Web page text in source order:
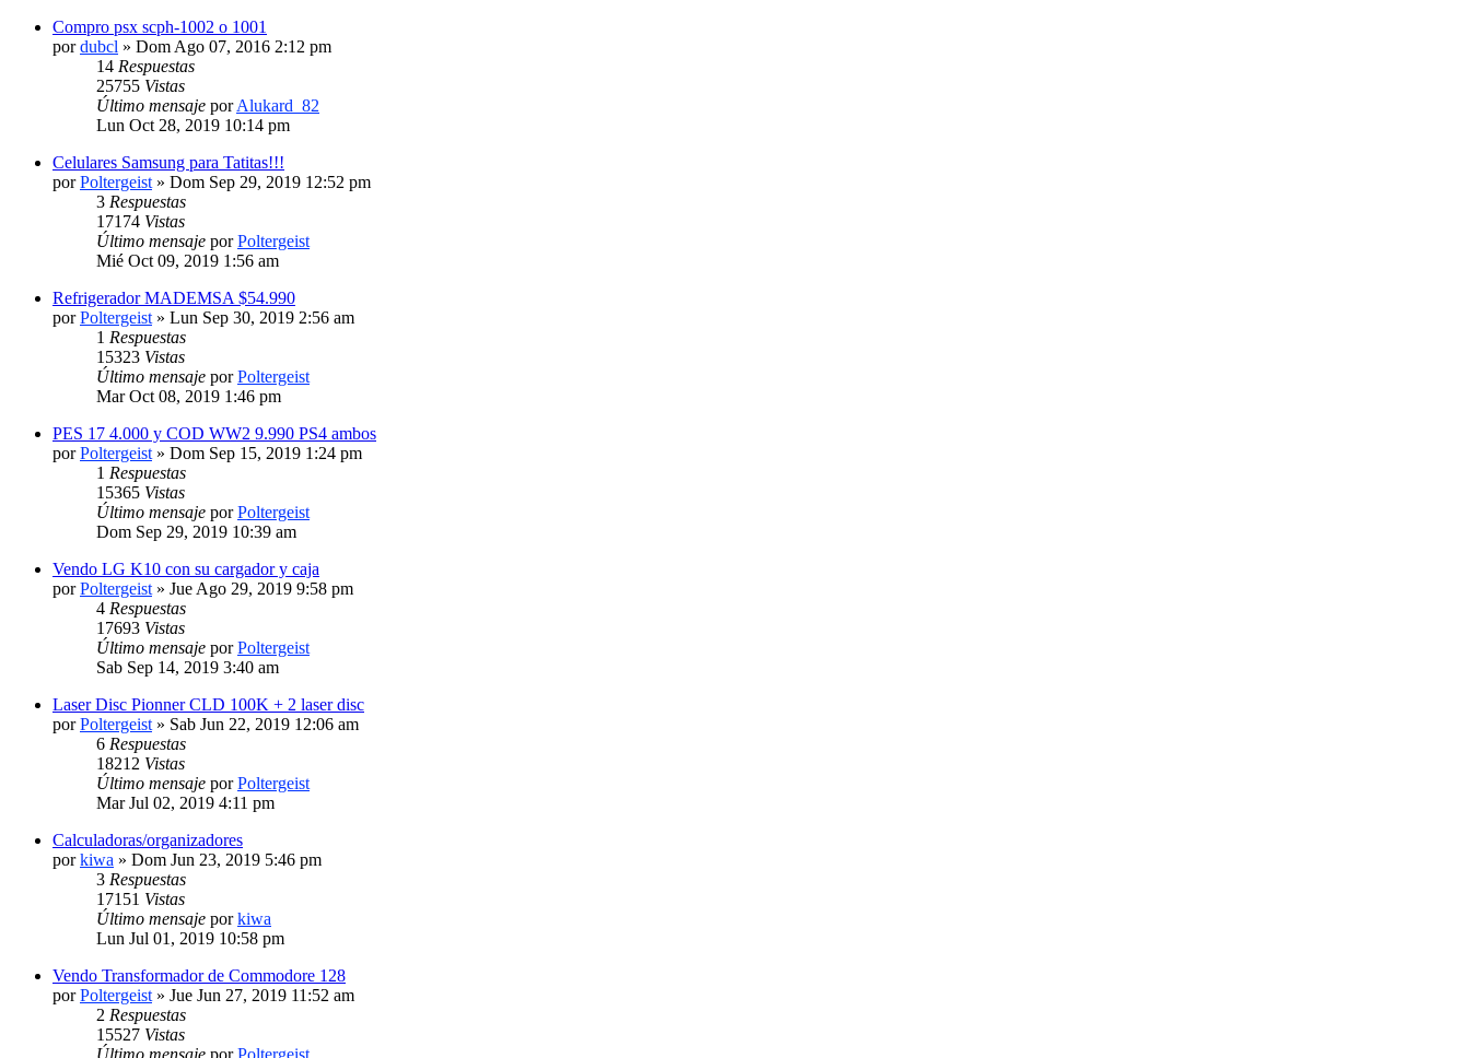
Compro psx scph-1002 o 1001
pordubcl » Dom Ago 07, 2016 2:12 pm
14 Respuestas
25755 Vistas
Último mensaje porAlukard_82
Lun Oct 28, 2019 10:14 pm
Celulares Samsung para Tatitas!!!
porPoltergeist » Dom Sep 29, 2019 12:52 pm
3 Respuestas
17174 Vistas
Último mensaje porPoltergeist
Mié Oct 09, 2019 1:56 am
Refrigerador MADEMSA $54.990
porPoltergeist » Lun Sep 30, 2019 2:56 am
1 Respuestas
15323 Vistas
Último mensaje porPoltergeist
Mar Oct 08, 2019 1:46 pm
PES 17 4.000 y COD WW2 9.990 PS4 ambos
porPoltergeist » Dom Sep 15, 2019 1:24 pm
1 Respuestas
15365 Vistas
Último mensaje porPoltergeist
Dom Sep 29, 2019 10:39 am
Vendo LG K10 con su cargador y caja
porPoltergeist » Jue Ago 29, 2019 9:58 pm
4 Respuestas
17693 Vistas
Último mensaje porPoltergeist
Sab Sep 14, 2019 3:40 am
Laser Disc Pionner CLD 100K + 2 laser disc
porPoltergeist » Sab Jun 22, 2019 12:06 am
6 Respuestas
18212 Vistas
Último mensaje porPoltergeist
Mar Jul 02, 2019 4:11 pm
Calculadoras/organizadores
porkiwa » Dom Jun 23, 2019 5:46 pm
3 Respuestas
17151 Vistas
Último mensaje porkiwa
Lun Jul 01, 2019 10:58 pm
Vendo Transformador de Commodore 128
porPoltergeist » Jue Jun 27, 2019 11:52 am
2 Respuestas
15527 Vistas
Último mensaje porPoltergeist